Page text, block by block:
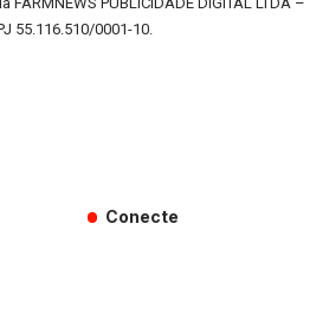
55.116.510/0001-10.
Conecte